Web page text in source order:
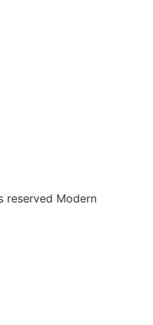
Modern